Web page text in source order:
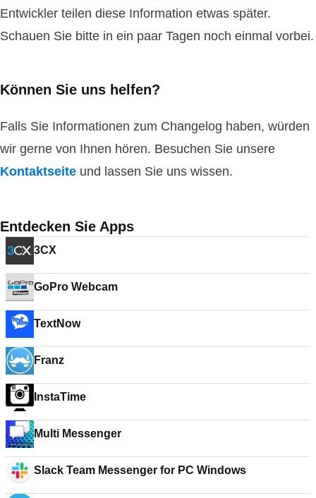
Entwickler teilen diese Information etwas später.
Schauen Sie bitte in ein paar Tagen noch einmal vorbei.
Können Sie uns helfen?
Falls Sie Informationen zum Changelog haben, würden
wir gerne von Ihnen hören. Besuchen Sie unsere
Kontaktseite und lassen Sie uns wissen.
Entdecken Sie Apps
3CX
GoPro Webcam
TextNow
Franz
InstaTime
Multi Messenger
Slack Team Messenger for PC Windows